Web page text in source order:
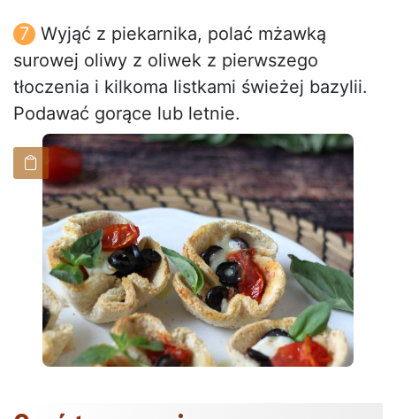
Wyjąć z piekarnika, polać mżawką
surowej oliwy z oliwek z pierwszego
tłoczenia i kilkoma listkami świeżej bazylii.
Podawać gorące lub letnie.